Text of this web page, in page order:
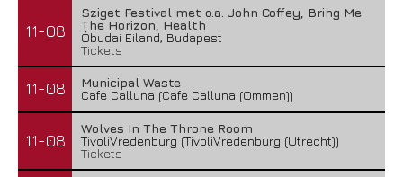
11-08
Sziget Festival met o.a. John Coffey, Bring Me
The Horizon, Health
Óbudai Eiland, Budapest
Tickets
11-08
Municipal Waste
Cafe Calluna (Cafe Calluna (Ommen))
11-08
Wolves In The Throne Room
TivoliVredenburg (TivoliVredenburg (Utrecht))
Tickets